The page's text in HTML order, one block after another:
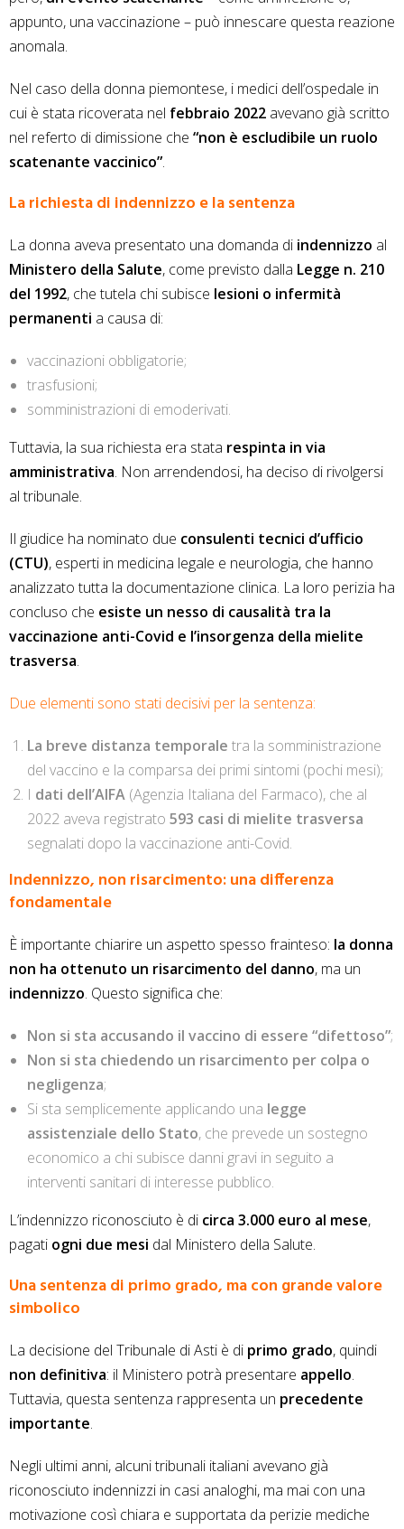
appunto, una vaccinazione – può innescare questa reazione
anomala.
Nel caso della donna piemontese, i medici dell’ospedale in
cui è stata ricoverata nel febbraio 2022 avevano già scritto
nel referto di dimissione che “non è escludibile un ruolo
scatenante vaccinico”.
La richiesta di indennizzo e la sentenza
La donna aveva presentato una domanda di indennizzo al
Ministero della Salute, come previsto dalla Legge n. 210
del 1992, che tutela chi subisce lesioni o infermità
permanenti a causa di:
vaccinazioni obbligatorie;
trasfusioni;
somministrazioni di emoderivati.
Tuttavia, la sua richiesta era stata respinta in via
amministrativa. Non arrendendosi, ha deciso di rivolgersi
al tribunale.
Il giudice ha nominato due consulenti tecnici d’ufficio
(CTU), esperti in medicina legale e neurologia, che hanno
analizzato tutta la documentazione clinica. La loro perizia ha
concluso che esiste un nesso di causalità tra la
vaccinazione anti-Covid e l’insorgenza della mielite
trasversa.
Due elementi sono stati decisivi per la sentenza:
La breve distanza temporale tra la somministrazione
del vaccino e la comparsa dei primi sintomi (pochi mesi);
I dati dell’AIFA (Agenzia Italiana del Farmaco), che al
2022 aveva registrato 593 casi di mielite trasversa
segnalati dopo la vaccinazione anti-Covid.
Indennizzo, non risarcimento: una differenza
fondamentale
È importante chiarire un aspetto spesso frainteso: la donna
non ha ottenuto un risarcimento del danno, ma un
indennizzo. Questo significa che:
Non si sta accusando il vaccino di essere “difettoso”;
Non si sta chiedendo un risarcimento per colpa o
negligenza;
Si sta semplicemente applicando una legge
assistenziale dello Stato, che prevede un sostegno
economico a chi subisce danni gravi in seguito a
interventi sanitari di interesse pubblico.
L’indennizzo riconosciuto è di circa 3.000 euro al mese,
pagati ogni due mesi dal Ministero della Salute.
Una sentenza di primo grado, ma con grande valore
simbolico
La decisione del Tribunale di Asti è di primo grado, quindi
non definitiva: il Ministero potrà presentare appello.
Tuttavia, questa sentenza rappresenta un precedente
importante.
Negli ultimi anni, alcuni tribunali italiani avevano già
riconosciuto indennizzi in casi analoghi, ma mai con una
motivazione così chiara e supportata da perizie mediche